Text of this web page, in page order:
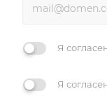
Я
Я